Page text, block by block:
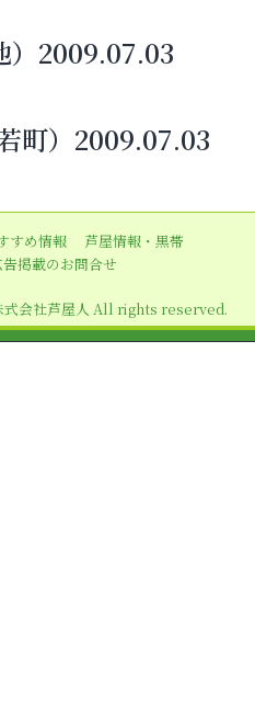
）2009.07.03
町）2009.07.03
すめ情報
芦屋情報・黒帯
告掲載のお問合せ
会社芦屋人 All rights reserved.